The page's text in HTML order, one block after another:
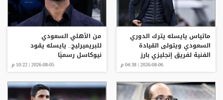
ماتياس يايسله يترك الدوري
السعودي ويتولى القيادة
الفنية لفريق إنجليزي بارز
2026-08-06 | 04:38 م
من الأهلي السعودي
للبريميرليج.. يايسله يقود
نيوكاسل رسميًا
2026-08-05 | 10:22 م